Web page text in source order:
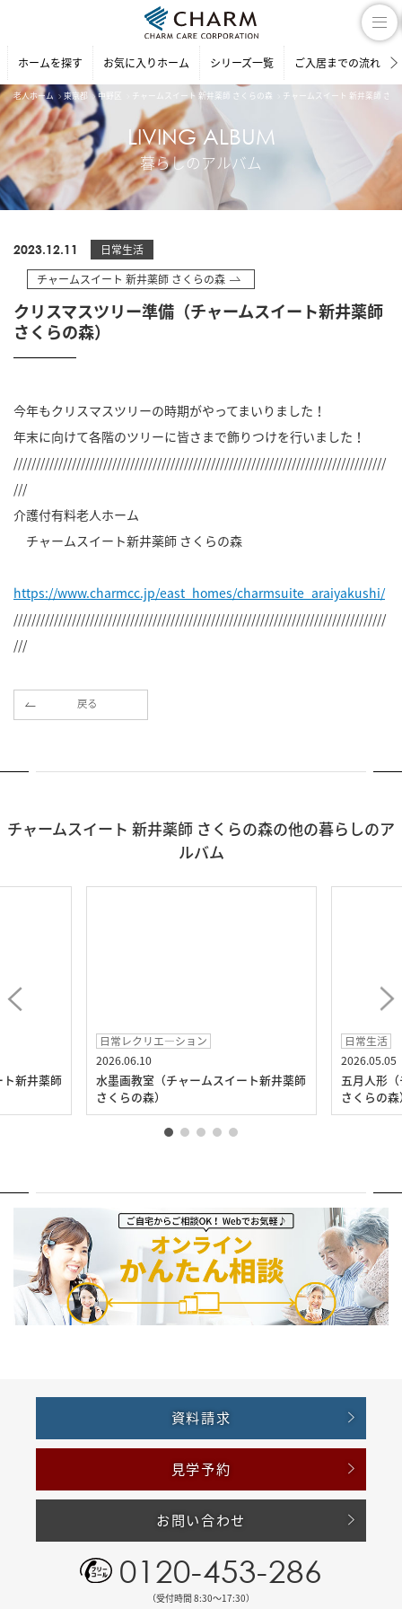
ホームを探す お気に入りホーム シリーズ一覧 ご入居までの流れ
老人ホーム 東京都 中野区 チャームスイート 新井薬師 さくらの森 チャームスイート 新井薬師 さ
LIVING ALBUM
暮らしのアルバム
2023.12.11
日常生活
チャームスイート 新井薬師 さくらの森
クリスマスツリー準備（チャームスイート新井薬師
さくらの森）
今年もクリスマスツリーの時期がやってまいりました！
年末に向けて各階のツリーに皆さまで飾りつけを行いました！
///////////////////////////////////////////////////////////////////////////////////
///
介護付有料老人ホーム
チャームスイート新井薬師 さくらの森
https://www.charmcc.jp/east_homes/charmsuite_araiyakushi/
///////////////////////////////////////////////////////////////////////////////////
///
戻る
チャームスイート 新井薬師 さくらの森の他の暮らしのア
ルバム
新井薬師
日常レクリエ―ション
2026.06.10
水墨画教室（チャームスイート新井薬師
さくらの森）
日常生活
2026.05.05
五月人形
さくらの
資料請求
見学予約
お問い合わせ
0120-453-286
（受付時間 8:30〜17:30）